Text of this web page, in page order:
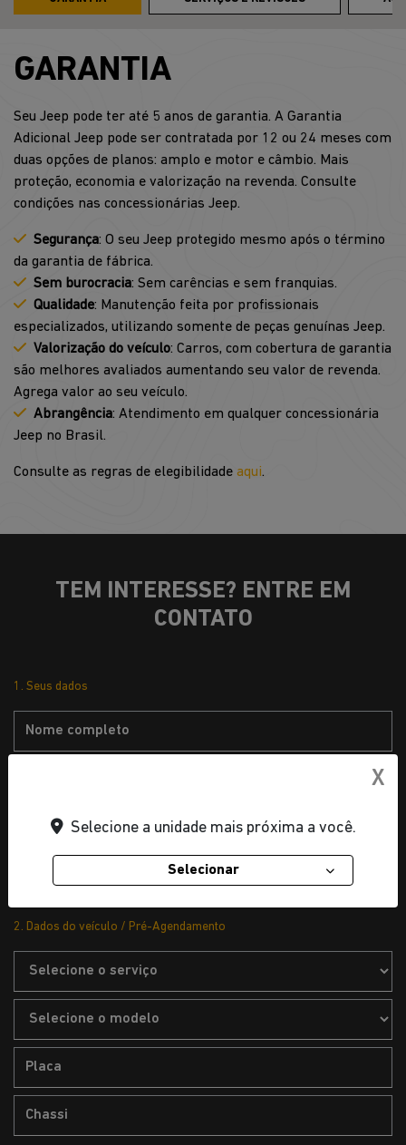
GARANTIA
Seu Jeep pode ter até 5 anos de garantia. A Garantia
Adicional Jeep pode ser contratada por 12 ou 24 meses com
duas opções de planos: amplo e motor e câmbio. Mais
proteção, economia e valorização na revenda. Consulte
condições nas concessionárias Jeep.
Segurança: O seu Jeep protegido mesmo após o término
da garantia de fábrica.
Sem burocracia: Sem carências e sem franquias.
Qualidade: Manutenção feita por profissionais
especializados, utilizando somente de peças genuínas Jeep.
Valorização do veículo: Carros, com cobertura de garantia
são melhores avaliados aumentando seu valor de revenda.
Agrega valor ao seu veículo.
Abrangência: Atendimento em qualquer concessionária
Jeep no Brasil.
Consulte as regras de elegibilidade aqui.
TEM INTERESSE? ENTRE EM
CONTATO
1. Seus dados
2. Dados do veículo / Pré-Agendamento
X
Selecione a unidade mais próxima a você.
Selecionar